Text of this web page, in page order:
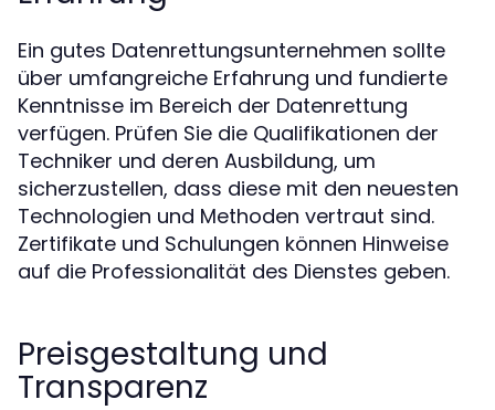
Ein gutes Datenrettungsunternehmen sollte
über umfangreiche Erfahrung und fundierte
Kenntnisse im Bereich der Datenrettung
verfügen. Prüfen Sie die Qualifikationen der
Techniker und deren Ausbildung, um
sicherzustellen, dass diese mit den neuesten
Technologien und Methoden vertraut sind.
Zertifikate und Schulungen können Hinweise
auf die Professionalität des Dienstes geben.
Preisgestaltung und
Transparenz